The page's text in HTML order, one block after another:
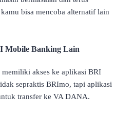
bisa mencoba alternatif lain
Mobile Banking Lain
memiliki akses ke aplikasi BRI
sepraktis BRImo, tapi aplikasi
transfer ke VA DANA.